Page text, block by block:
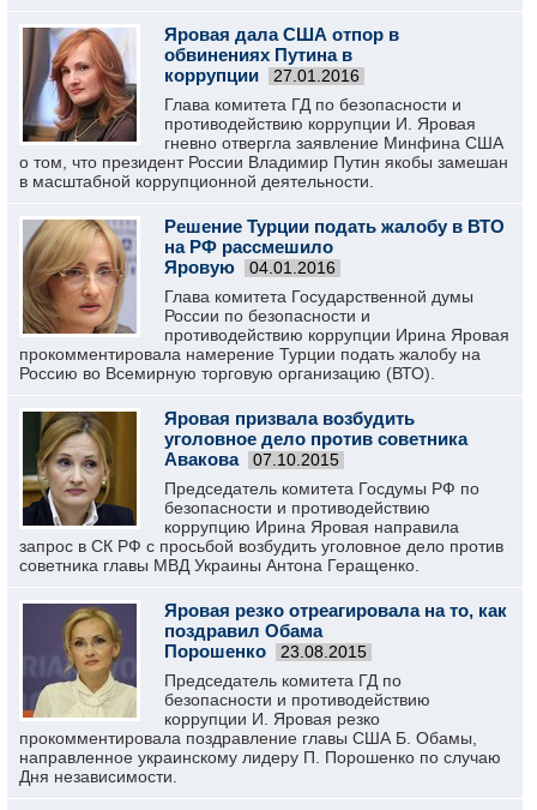
Яровая дала США отпор в
обвинениях Путина в
коррупции
27.01.2016
Глава комитета ГД по безопасности и
противодействию коррупции И. Яровая
гневно отвергла заявление Минфина США
о том, что президент России Владимир Путин якобы замешан
в масштабной коррупционной деятельности.
Решение Турции подать жалобу в ВТО
на РФ рассмешило
Яровую
04.01.2016
Глава комитета Государственной думы
России по безопасности и
противодействию коррупции Ирина Яровая
прокомментировала намерение Турции подать жалобу на
Россию во Всемирную торговую организацию (ВТО).
Яровая призвала возбудить
уголовное дело против советника
Авакова
07.10.2015
Председатель комитета Госдумы РФ по
безопасности и противодействию
коррупцию Ирина Яровая направила
запрос в СК РФ с просьбой возбудить уголовное дело против
советника главы МВД Украины Антона Геращенко.
Яровая резко отреагировала на то, как
поздравил Обама
Порошенко
23.08.2015
Председатель комитета ГД по
безопасности и противодействию
коррупции И. Яровая резко
прокомментировала поздравление главы США Б. Обамы,
направленное украинскому лидеру П. Порошенко по случаю
Дня независимости.